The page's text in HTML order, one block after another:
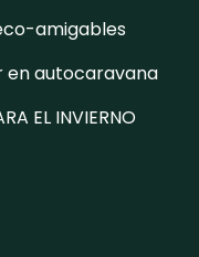
amigables
en autocaravana
EL INVIERNO